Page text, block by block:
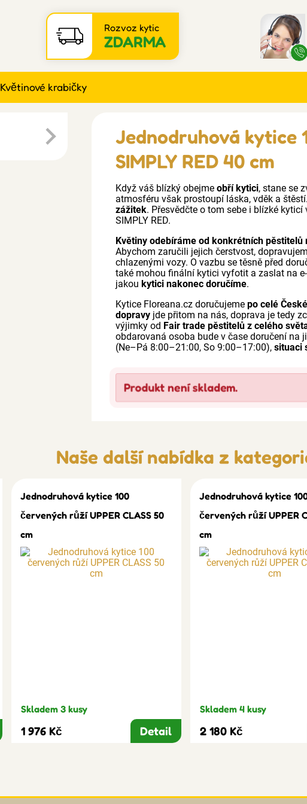
Rozvoz kytic
ZDARMA
Květinové krabičky
Jednodruhová kytice
SIMPLY RED 40 cm
Když váš blízký obejmeobří kytici, stane se
atmosféru však prostoupí láska, vděk a
zážitek. Přesvědčte o tom sebe i blízké
SIMPLY RED.
Květiny odebíráme od konkrétních
Abychom zaručili jejich čerstvost,
chlazenými vozy. O vazbu se těsně před
také mohou finální kytici vyfotit a zaslat na
jakoukytici nakonec doručíme.
Kytice Floreana.cz doručujemepo celé
dopravy jde přitom na nás, doprava je tedy
výjimky od Fair trade pěstitelů z celého
obdarovaná osoba bude v čase doručení na
(Ne–Pá 8:00–21:00, So 9:00–17:00),situaci
Produkt není skladem.
Naše další nabídka z
Jednodruhová kytice 100
červených růží UPPER CLASS 50
cm
Skladem 3 kusy
1 976 Kč Detail
Jednodruhová kytice
červených růží UPPER
cm
Skladem 4 kusy
2 180 Kč